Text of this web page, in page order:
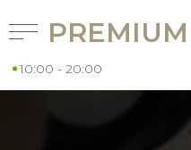
PREMIUM
10:00 - 20:00